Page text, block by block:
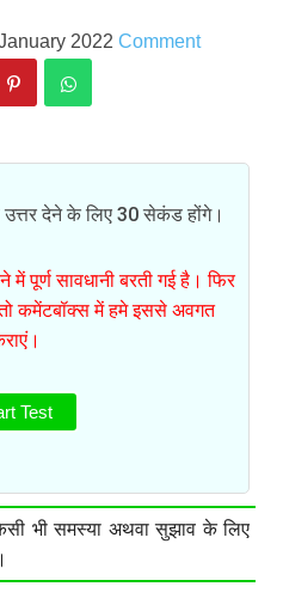
2022 Comment
देने के लिए 30 सेकंड होंगे।
पूर्ण सावधानी बरती गई है। फिर
तो कमेंटबॉक्स में हमे इससे अवगत
Test
भी समस्या अथवा सुझाव के लिए